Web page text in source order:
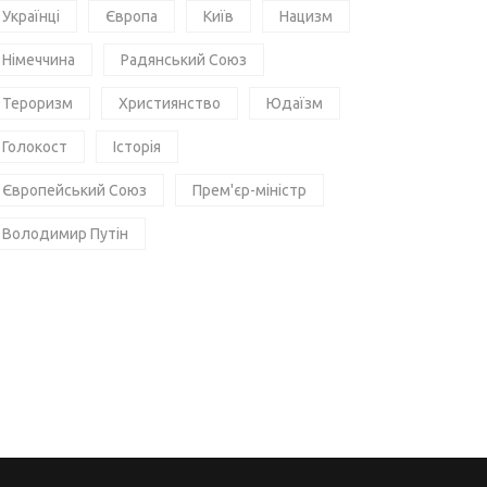
Українці Європа Київ Нацизм
Німеччина Радянський Союз
Тероризм Християнство Юдаїзм
Голокост Історія
Європейський Союз Прем'єр-міністр
Володимир Путін